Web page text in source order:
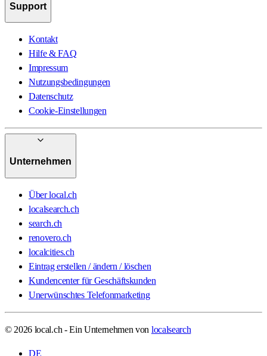
Support
Kontakt
Hilfe & FAQ
Impressum
Nutzungsbedingungen
Datenschutz
Cookie-Einstellungen
Unternehmen
Über local.ch
localsearch.ch
search.ch
renovero.ch
localcities.ch
Eintrag erstellen / ändern / löschen
Kundencenter für Geschäftskunden
Unerwünschtes Telefonmarketing
© 2026 local.ch - Ein Unternehmen von localsearch
DE